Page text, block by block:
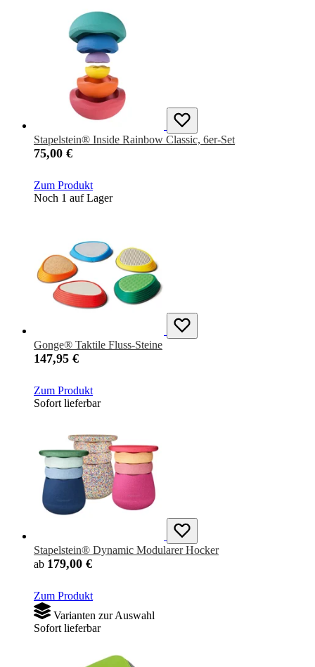
Stapelstein® Inside Rainbow Classic, 6er-Set
75,00 €
Zum Produkt
Noch 1 auf Lager
Gonge® Taktile Fluss-Steine
147,95 €
Zum Produkt
Sofort lieferbar
Stapelstein® Dynamic Modularer Hocker
ab 179,00 €
Zum Produkt
Varianten zur Auswahl
Sofort lieferbar